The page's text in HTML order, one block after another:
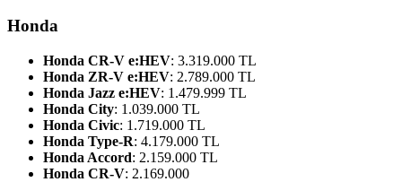
Honda
Honda CR-V e:HEV: 3.319.000 TL
Honda ZR-V e:HEV: 2.789.000 TL
Honda Jazz e:HEV: 1.479.999 TL
Honda City: 1.039.000 TL
Honda Civic: 1.719.000 TL
Honda Type-R: 4.179.000 TL
Honda Accord: 2.159.000 TL
Honda CR-V: 2.169.000